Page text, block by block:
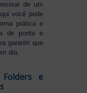
de um
você pode
prática e
de ponta e
garantir que
dia.
e